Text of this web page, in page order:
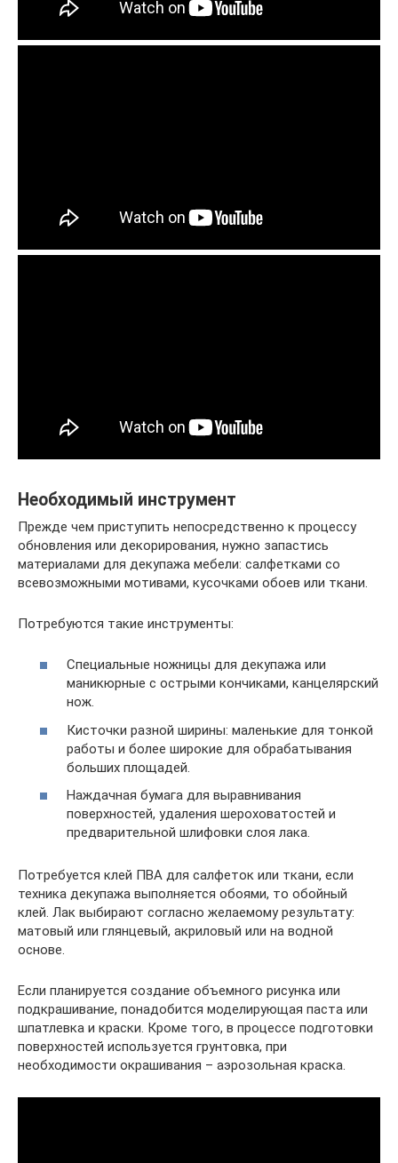
Необходимый инструмент
Прежде чем приступить непосредственно к процессу
обновления или декорирования, нужно запастись
материалами для декупажа мебели: салфетками со
всевозможными мотивами, кусочками обоев или ткани.
Потребуются такие инструменты:
Специальные ножницы для декупажа или
маникюрные с острыми кончиками, канцелярский
нож.
Кисточки разной ширины: маленькие для тонкой
работы и более широкие для обрабатывания
больших площадей.
Наждачная бумага для выравнивания
поверхностей, удаления шероховатостей и
предварительной шлифовки слоя лака.
Потребуется клей ПВА для салфеток или ткани, если
техника декупажа выполняется обоями, то обойный
клей. Лак выбирают согласно желаемому результату:
матовый или глянцевый, акриловый или на водной
основе.
Если планируется создание объемного рисунка или
подкрашивание, понадобится моделирующая паста или
шпатлевка и краски. Кроме того, в процессе подготовки
поверхностей используется грунтовка, при
необходимости окрашивания – аэрозольная краска.